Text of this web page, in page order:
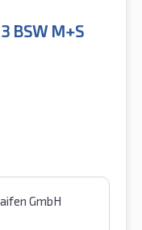
BSW M+S
GmbH